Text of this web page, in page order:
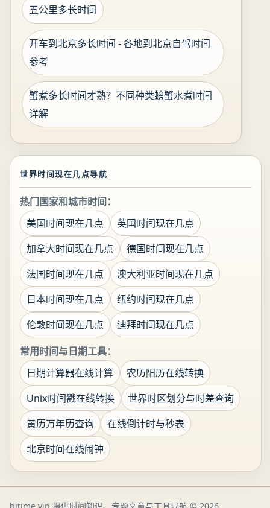
五公里多长时间
开车到北京多长时间 - 各地到北京自驾时间
参考
蟹煮多长时间才熟？不同种类螃蟹水煮时间
详解
世界时间现在几点导航
热门国家和城市时间：
美国时间现在几点
英国时间现在几点
加拿大时间现在几点
德国时间现在几点
法国时间现在几点
澳大利亚时间现在几点
日本时间现在几点
纽约时间现在几点
伦敦时间现在几点
迪拜时间现在几点
常用时间与日期工具：
日期计算器在线计算
农历阳历在线转换
Unix时间戳在线转换
世界时区划分与时差查询
黄历万年历查询
在线倒计时与秒表
北京时间在线闹钟